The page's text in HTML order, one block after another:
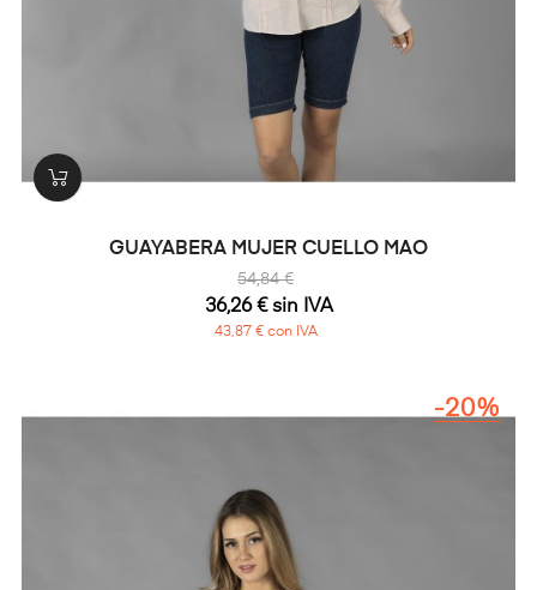
GUAYABERA MUJER CUELLO MAO
54,84 €
36,26 € sin IVA
43,87 € con IVA
-20%